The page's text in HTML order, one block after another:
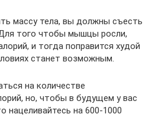
массу тела, вы должны съесть
того чтобы мышцы росли,
и тогда поправится худой
станет возможным.
на количестве
но, чтобы в будущем у вас
нацеливайтесь на 600-1000